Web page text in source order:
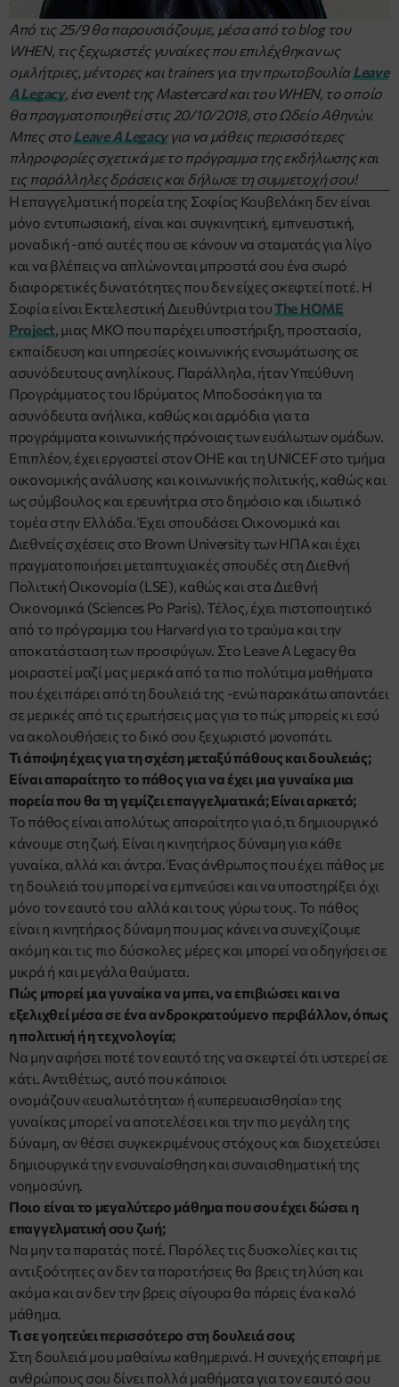
Από τις 25/9 θα παρουσιάζουμε, μέσα από το blog του
WHEN, τις ξεχωριστές γυναίκες που επιλέχθηκαν ως
ομιλήτριες, μέντορες και trainers για την πρωτοβουλίαLeave
A Legacy, ένα event της Mastercard και του WHEN, το οποίο
θα πραγματοποιηθεί στις 20/10/2018, στο Ωδείο Αθηνών.
Μπες στοLeave A Legacyγια να μάθεις περισσότερες
πληροφορίες σχετικά με το πρόγραμμα της εκδήλωσης και
τις παράλληλες δράσεις και δήλωσε τη συμμετοχή σου!
Η επαγγελματική πορεία της Σοφίας Κουβελάκη δεν είναι
μόνο εντυπωσιακή, είναι και συγκινητική, εμπνευστική,
μοναδική -από αυτές που σε κάνουν να σταματάς για λίγο
και να βλέπεις να απλώνονται μπροστά σου ένα σωρό
διαφορετικές δυνατότητες που δεν είχες σκεφτεί ποτέ. Η
Σοφία είναι Εκτελεστική Διευθύντρια τουThe HOME
Project, μιας ΜΚΟ που παρέχει υποστήριξη, προστασία,
εκπαίδευση και υπηρεσίες κοινωνικής ενσωμάτωσης σε
ασυνόδευτους ανηλίκους. Παράλληλα, ήταν Υπεύθυνη
Προγράμματος του Ιδρύματος Μποδοσάκη για τα
ασυνόδευτα ανήλικα, καθώς και αρμόδια για τα
προγράμματα κοινωνικής πρόνοιας των ευάλωτων ομάδων.
Επιπλέον, έχει εργαστεί στον ΟΗΕ και τη UNICEF στο τμήμα
οικονομικής ανάλυσης και κοινωνικής πολιτικής, καθώς και
ως σύμβουλος και ερευνήτρια στο δημόσιο και ιδιωτικό
τομέα στην Ελλάδα. Έχει σπουδάσει Οικονομικά και
Διεθνείς σχέσεις στο Brown University των ΗΠΑ και έχει
πραγματοποιήσει μεταπτυχιακές σπουδές στη Διεθνή
Πολιτική Οικονομία (LSE), καθώς και στα Διεθνή
Οικονομικά (Sciences Po Paris). Τέλος, έχει πιστοποιητικό
από το πρόγραμμα του Harvard για το τραύμα και την
αποκατάσταση των προσφύγων. Στο Leave A Legacy θα
μοιραστεί μαζί μας μερικά από τα πιο πολύτιμα μαθήματα
που έχει πάρει από τη δουλειά της -ενώ παρακάτω απαντάει
σε μερικές από τις ερωτήσεις μας για το πώς μπορείς κι εσύ
να ακολουθήσεις το δικό σου ξεχωριστό μονοπάτι.
Τι άποψη έχεις για τη σχέση μεταξύ πάθους και δουλειάς;
Είναι απαραίτητο το πάθος για να έχει μια γυναίκα μια
πορεία που θα τη γεμίζει επαγγελματικά; Είναι αρκετό;
Το πάθος είναι απολύτως απαραίτητο για ό,τι δημιουργικό
κάνουμε στη ζωή. Είναι η κινητήριος δύναμη για κάθε
γυναίκα, αλλά και άντρα. Ένας άνθρωπος που έχει πάθος με
τη δουλειά του μπορεί να εμπνεύσει και να υποστηρίξει όχι
μόνο τον εαυτό του αλλά και τους γύρω τους. Το πάθος
είναι η κινητήριος δύναμη που μας κάνει να συνεχίζουμε
ακόμη και τις πιο δύσκολες μέρες και μπορεί να οδηγήσει σε
μικρά ή και μεγάλα θαύματα.
Πώς μπορεί μια γυναίκα να μπει, να επιβιώσει και να
εξελιχθεί μέσα σε ένα ανδροκρατούμενο περιβάλλον, όπως
η πολιτική ή η τεχνολογία;
Να μην αφήσει ποτέ τον εαυτό της να σκεφτεί ότι υστερεί σε
κάτι. Αντιθέτως, αυτό που κάποιοι
ονομάζουν «ευαλωτότητα» ή «υπερευαισθησία» της
γυναίκας μπορεί να αποτελέσει και την πιο μεγάλη της
δύναμη, αν θέσει συγκεκριμένους στόχους και διοχετεύσει
δημιουργικά την ενσυναίσθηση και συναισθηματική της
νοημοσύνη.
Ποιο είναι το μεγαλύτερο μάθημα που σου έχει δώσει η
επαγγελματική σου ζωή;
Να μην τα παρατάς ποτέ. Παρόλες τις δυσκολίες και τις
αντιξοότητες αν δεν τα παρατήσεις θα βρεις τη λύση και
ακόμα και αν δεν την βρεις σίγουρα θα πάρεις ένα καλό
μάθημα.
Τι σε γοητεύει περισσότερο στη δουλειά σου;
Στη δουλειά μου μαθαίνω καθημερινά. Η συνεχής επαφή με
ανθρώπους σου δίνει πολλά μαθήματα για τον εαυτό σου